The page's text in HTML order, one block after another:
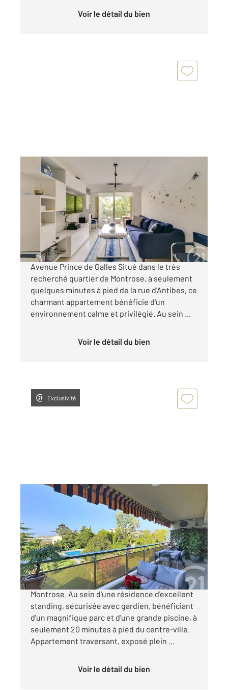
Voir le détail du bien
CANNES 06
36 m2, 2 pièces
Ref : 52343
Appartement à vendre
290 000 €
Cannes Secteur résidentiel de Montrose /
Avenue Prince de Galles Situé dans le très
recherché quartier de Montrose, à seulement
quelques minutes à pied de la rue d'Antibes, ce
charmant appartement bénéficie d'un
environnement calme et privilégié. Au sein ...
Voir le détail du bien
Exclusivité
CANNES 06
Appartement F3 à vendre
680 000 €
Exclusivité Cannes Secteur très résidentiel de
Montrose. Au sein d'une résidence d'excellent
standing, sécurisée avec gardien, bénéficiant
d'un magnifique parc et d'une grande piscine, à
seulement 20 minutes à pied du centre-ville.
Appartement traversant, exposé plein ...
Voir le détail du bien